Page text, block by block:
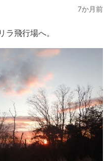
7か月前
飛行場へ。